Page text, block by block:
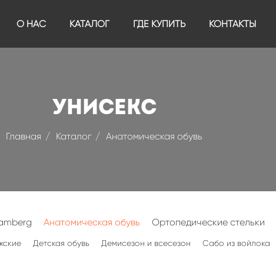
О НАС КАТАЛОГ ГДЕ КУПИТЬ КОНТАКТЫ
Унисекс
Главная Каталог Анатомическая обувь
Анатомическая обувь Ортопедические стельки
Детская обувь Демисезон и всесезон Сабо из войлока